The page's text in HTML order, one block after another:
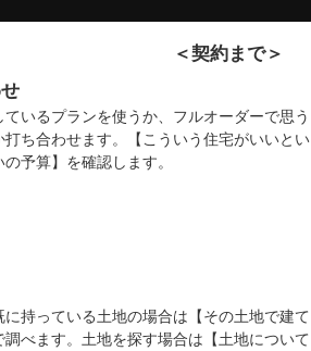
＜契約まで＞
いるプランを使うか、フルオーダーで思う
打ち合わせます。【こういう住宅がいいとい
予算】を確認します。
持っている土地の場合は【その土地で建て
調べます。土地を探す場合は【土地について